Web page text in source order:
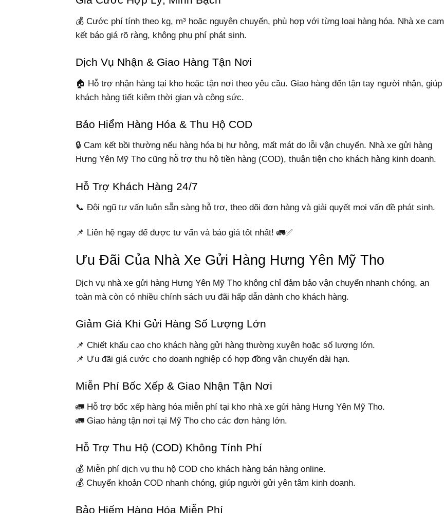
💰 Cước phí tính theo kg, m³ hoặc nguyên chuyến, phù hợp với từng loại hàng hóa. Nhà xe cam
kết báo giá rõ ràng, không phụ phí phát sinh.
Dịch Vụ Nhận & Giao Hàng Tận Nơi
🏠 Hỗ trợ nhận hàng tại kho hoặc tận nơi theo yêu cầu. Giao hàng đến tận tay người nhận, giúp
khách hàng tiết kiệm thời gian và công sức.
Bảo Hiểm Hàng Hóa & Thu Hộ COD
🔒 Cam kết bồi thường nếu hàng hóa bị hư hỏng, mất mát do lỗi vận chuyển. Nhà xe gửi hàng
Hưng Yên Mỹ Tho cũng hỗ trợ thu hộ tiền hàng (COD), thuận tiện cho khách hàng kinh doanh.
Hỗ Trợ Khách Hàng 24/7
📞 Đội ngũ tư vấn luôn sẵn sàng hỗ trợ, theo dõi đơn hàng và giải quyết mọi vấn đề phát sinh.
📌 Liên hệ ngay để được tư vấn và báo giá tốt nhất! 🚛✅
Ưu Đãi Của Nhà Xe Gửi Hàng Hưng Yên Mỹ Tho
Dịch vụ nhà xe gửi hàng Hưng Yên Mỹ Tho không chỉ đảm bảo vận chuyển nhanh chóng, an
toàn mà còn có nhiều chính sách ưu đãi hấp dẫn dành cho khách hàng.
Giảm Giá Khi Gửi Hàng Số Lượng Lớn
📌 Chiết khấu cao cho khách hàng gửi hàng thường xuyên hoặc số lượng lớn.
📌 Ưu đãi giá cước cho doanh nghiệp có hợp đồng vận chuyển dài hạn.
Miễn Phí Bốc Xếp & Giao Nhận Tận Nơi
🚛 Hỗ trợ bốc xếp hàng hóa miễn phí tại kho nhà xe gửi hàng Hưng Yên Mỹ Tho.
🚛 Giao hàng tận nơi tại Mỹ Tho cho các đơn hàng lớn.
Hỗ Trợ Thu Hộ (COD) Không Tính Phí
💰 Miễn phí dịch vụ thu hộ COD cho khách hàng bán hàng online.
💰 Chuyển khoản COD nhanh chóng, giúp người gửi yên tâm kinh doanh.
Bảo Hiểm Hàng Hóa Miễn Phí